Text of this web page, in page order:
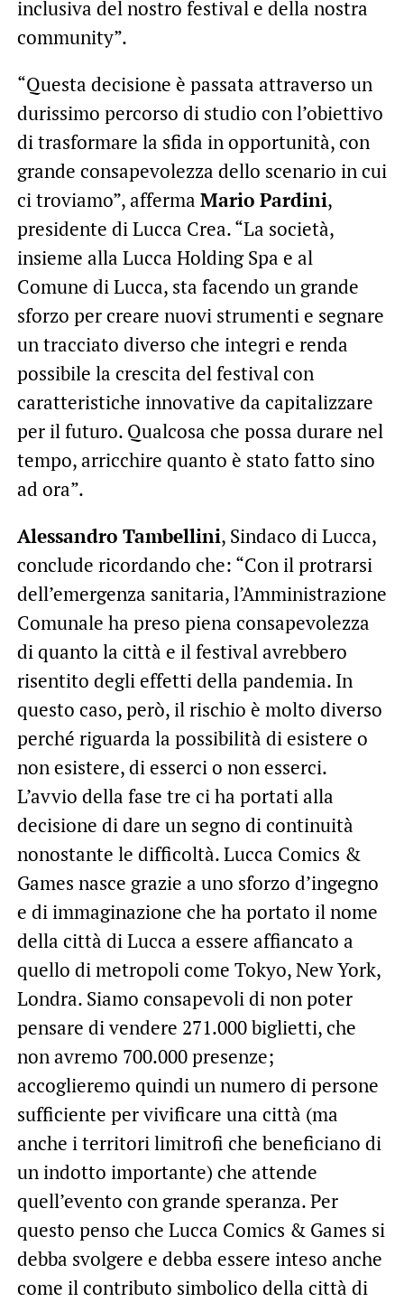
inclusiva del nostro festival e della nostra
community”.
“Questa decisione è passata attraverso un
durissimo percorso di studio con l’obiettivo
di trasformare la sfida in opportunità, con
grande consapevolezza dello scenario in cui
ci troviamo”, afferma Mario Pardini,
presidente di Lucca Crea. “La società,
insieme alla Lucca Holding Spa e al
Comune di Lucca, sta facendo un grande
sforzo per creare nuovi strumenti e segnare
un tracciato diverso che integri e renda
possibile la crescita del festival con
caratteristiche innovative da capitalizzare
per il futuro. Qualcosa che possa durare nel
tempo, arricchire quanto è stato fatto sino
ad ora”.
Alessandro Tambellini, Sindaco di Lucca,
conclude ricordando che: “Con il protrarsi
dell’emergenza sanitaria, l’Amministrazione
Comunale ha preso piena consapevolezza
di quanto la città e il festival avrebbero
risentito degli effetti della pandemia. In
questo caso, però, il rischio è molto diverso
perché riguarda la possibilità di esistere o
non esistere, di esserci o non esserci.
L’avvio della fase tre ci ha portati alla
decisione di dare un segno di continuità
nonostante le difficoltà. Lucca Comics &
Games nasce grazie a uno sforzo d’ingegno
e di immaginazione che ha portato il nome
della città di Lucca a essere affiancato a
quello di metropoli come Tokyo, New York,
Londra. Siamo consapevoli di non poter
pensare di vendere 271.000 biglietti, che
non avremo 700.000 presenze;
accoglieremo quindi un numero di persone
sufficiente per vivificare una città (ma
anche i territori limitrofi che beneficiano di
un indotto importante) che attende
quell’evento con grande speranza. Per
questo penso che Lucca Comics & Games si
debba svolgere e debba essere inteso anche
come il contributo simbolico della città di